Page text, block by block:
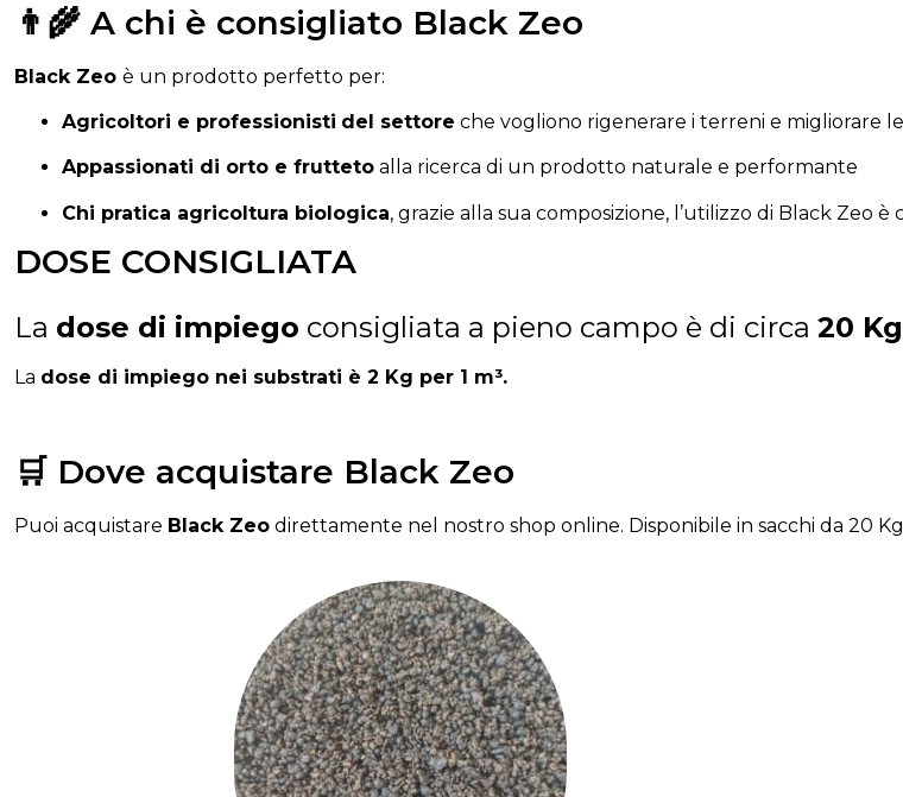
👨‍🌾 A chi è consigliato Black Zeo
Black Zeo è un prodotto perfetto per:
Agricoltori e professionisti del settore che vogliono rigenerare i terreni e migliorare le
Appassionati di orto e frutteto alla ricerca di un prodotto naturale e performante
Chi pratica agricoltura biologica, grazie alla sua composizione, l’utilizzo di Black Zeo
DOSE CONSIGLIATA
La dose di impiego consigliata a pieno campo è di circa 20
La dose di impiego nei substrati è 2 Kg per 1 m³.
🛒 Dove acquistare Black Zeo
Puoi acquistare Black Zeo direttamente nel nostro shop online. Disponibile in sacchi da 20